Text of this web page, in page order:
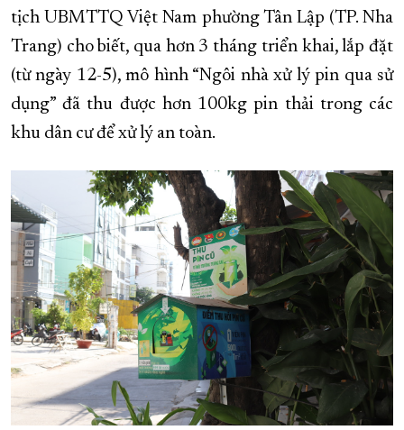
KỶ NIỆM 370 NĂM XÂY DỰNG VÀ PHÁT TRIỂN TỈNH KHÁNH HÒA
KHOẢNH KHẮC ĐẸP XỨ TRẦM
XÂY DỰNG KHÁNH HÒA TRỞ THÀNH THÀNH PHỐ TRỰC THUỘC
ĐẠI HỘI ĐẢNG CÁC CẤP TRANG CHỦ VỀ BÁO KHÁNH HÒA
tịch UBMTTQ Việt Nam phường Tân Lập (TP. Nha
Trang) cho biết, qua hơn 3 tháng triển khai, lắp đặt
(từ ngày 12-5), mô hình “Ngôi nhà xử lý pin qua sử
dụng” đã thu được hơn 100kg pin thải trong các
khu dân cư để xử lý an toàn.